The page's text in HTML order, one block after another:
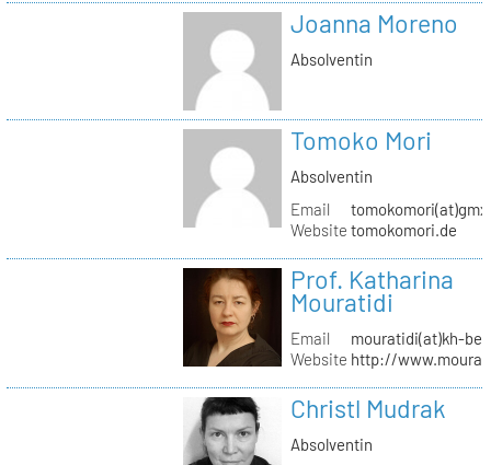
Joanna Moreno
Absolventin
Tomoko Mori
Absolventin
Email
Website tomokomori.de
Prof. Katharina
Mouratidi
Email
mouratidi(at)kh-
Website http://
Christl Mudrak
Absolventin